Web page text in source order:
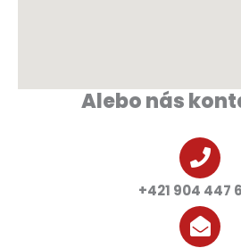
Alebo nás
+421 904 447